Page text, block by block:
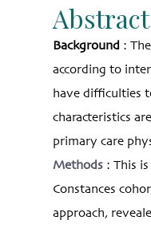
Abstract
Background :
according to
have difficulties
characteristics
primary care
Methods : This
Constances
approach,